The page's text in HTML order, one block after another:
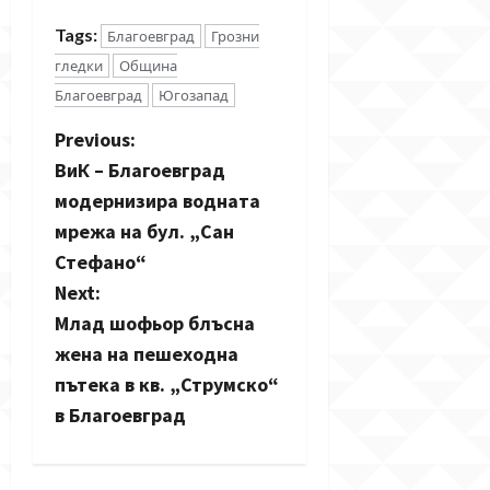
Tags: Благоевград
Грозни
гледки
Община
Благоевград
Югозапад
P
o
s
t
n
a
v
Previous:
ВиК – Благоевград
модернизира водната
мрежа на бул. „Сан
Стефано“
Next:
Млад шофьор блъсна
жена на пешеходна
пътека в кв. „Струмско“
в Благоевград